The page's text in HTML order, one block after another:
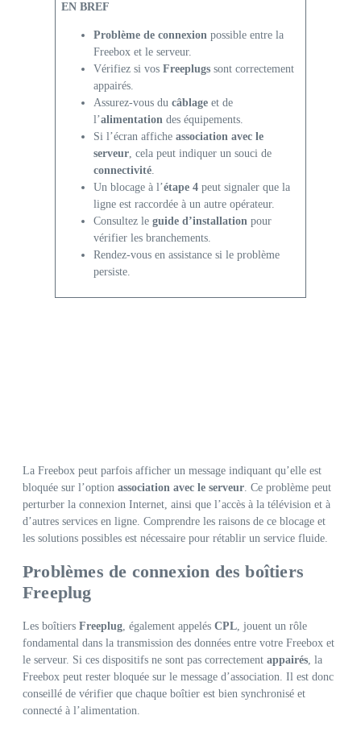
EN BREF
Problème de connexion possible entre la
Freebox et le serveur.
Vérifiez si vos Freeplugs sont correctement
appairés.
Assurez-vous du câblage et de
l’alimentation des équipements.
Si l’écran affiche association avec le
serveur, cela peut indiquer un souci de
connectivité.
Un blocage à l’étape 4 peut signaler que la
ligne est raccordée à un autre opérateur.
Consultez le guide d’installation pour
vérifier les branchements.
Rendez-vous en assistance si le problème
persiste.
La Freebox peut parfois afficher un message indiquant qu’elle est
bloquée sur l’option association avec le serveur . Ce problème peut
perturber la connexion Internet, ainsi que l’accès à la télévision et à
d’autres services en ligne. Comprendre les raisons de ce blocage et
les solutions possibles est nécessaire pour rétablir un service fluide.
Problèmes de connexion des boîtiers
Freeplug
Les boîtiers Freeplug, également appelés CPL, jouent un rôle
fondamental dans la transmission des données entre votre Freebox et
le serveur. Si ces dispositifs ne sont pas correctement appairés, la
Freebox peut rester bloquée sur le message d’association. Il est donc
conseillé de vérifier que chaque boîtier est bien synchronisé et
connecté à l’alimentation.